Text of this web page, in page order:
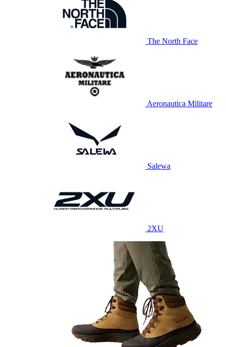
The North Face
Aeronautica Militare
Salewa
2XU